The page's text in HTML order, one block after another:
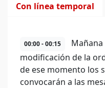
Con línea temporal
00:00 - 00:15
Mañana
modificación de la
de ese momento los
convocarán a las